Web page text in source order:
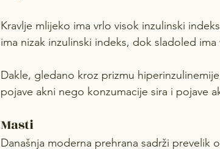
Kravlje mlijeko ima vrlo visok inzulinski
ima nizak inzulinski indeks, dok sladoled
Dakle, gledano kroz prizmu
pojave akni nego konzumacije sira i pojave
Masti
Današnja moderna prehrana sadrži prevelik